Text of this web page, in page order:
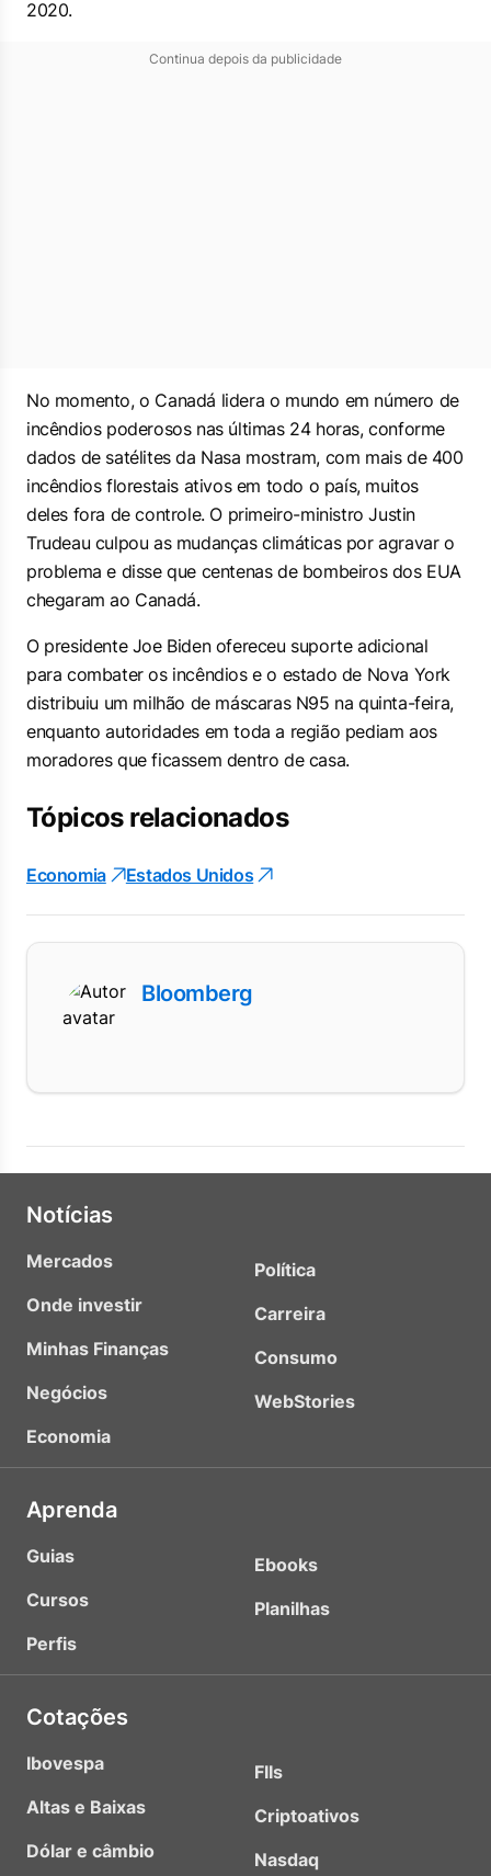
2020.
Continua depois da publicidade
No momento, o Canadá lidera o mundo em número de
incêndios poderosos nas últimas 24 horas, conforme
dados de satélites da Nasa mostram, com mais de 400
incêndios florestais ativos em todo o país, muitos
deles fora de controle. O primeiro-ministro Justin
Trudeau culpou as mudanças climáticas por agravar o
problema e disse que centenas de bombeiros dos EUA
chegaram ao Canadá.
O presidente Joe Biden ofereceu suporte adicional
para combater os incêndios e o estado de Nova York
distribuiu um milhão de máscaras N95 na quinta-feira,
enquanto autoridades em toda a região pediam aos
moradores que ficassem dentro de casa.
Tópicos relacionados
Economia Estados Unidos
Bloomberg
Notícias
Mercados
Onde investir
Minhas Finanças
Negócios
Economia
Política
Carreira
Consumo
WebStories
Aprenda
Guias
Cursos
Perfis
Ebooks
Planilhas
Cotações
Ibovespa
Altas e Baixas
Dólar e câmbio
FIIs
Criptoativos
Nasdaq